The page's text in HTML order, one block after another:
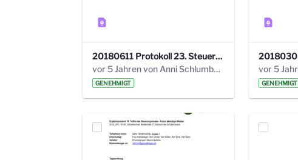
20180611 Protokoll 23. Steuerungskreis.pdf
vor 5 Jahren von Anni Schlumberger
GENEHMIGT GENEHMIGT